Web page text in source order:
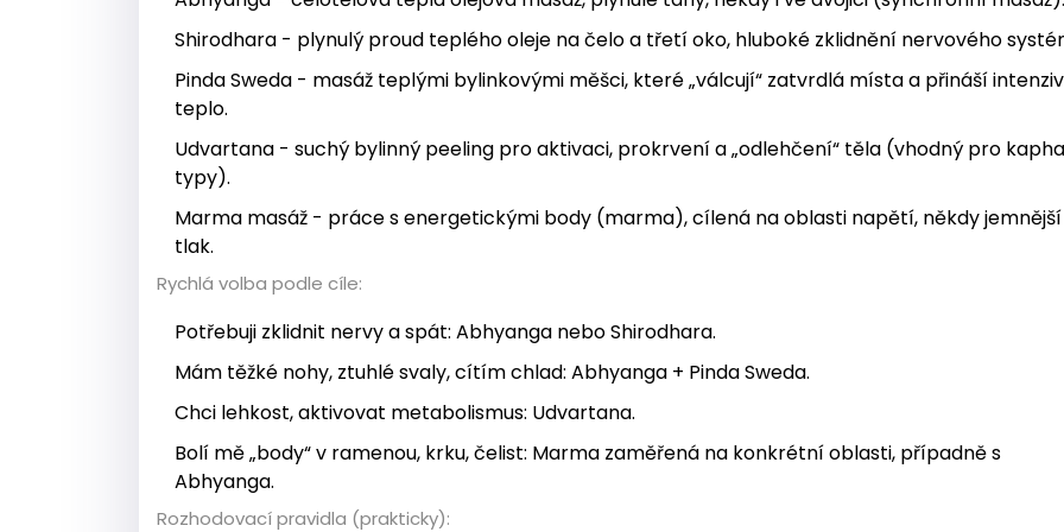
Shirodhara - plynulý proud teplého oleje na čelo a třetí oko, hluboké zklidnění nervového
Pinda Sweda - masáž teplými bylinkovými měšci, které „válcují“ zatvrdlá místa a přináší
teplo.
Udvartana - suchý bylinný peeling pro aktivaci, prokrvení a „odlehčení“ těla (vhodný pro kapha
typy).
Marma masáž - práce s energetickými body (marma), cílená na oblasti napětí, někdy jemnější
tlak.
Rychlá volba podle cíle:
Potřebuji zklidnit nervy a spát: Abhyanga nebo Shirodhara.
Mám těžké nohy, ztuhlé svaly, cítím chlad: Abhyanga + Pinda Sweda.
Chci lehkost, aktivovat metabolismus: Udvartana.
Bolí mě „body“ v ramenou, krku, čelist: Marma zaměřená na konkrétní oblasti, případně s
Abhyanga.
Rozhodovací pravidla (prakticky):